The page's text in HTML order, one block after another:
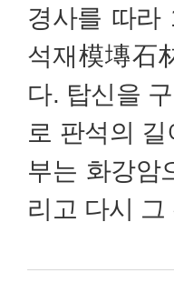
경사를 따라
석재模塼石
다. 탑신을
로 판석의
부는 화강암
리고 다시